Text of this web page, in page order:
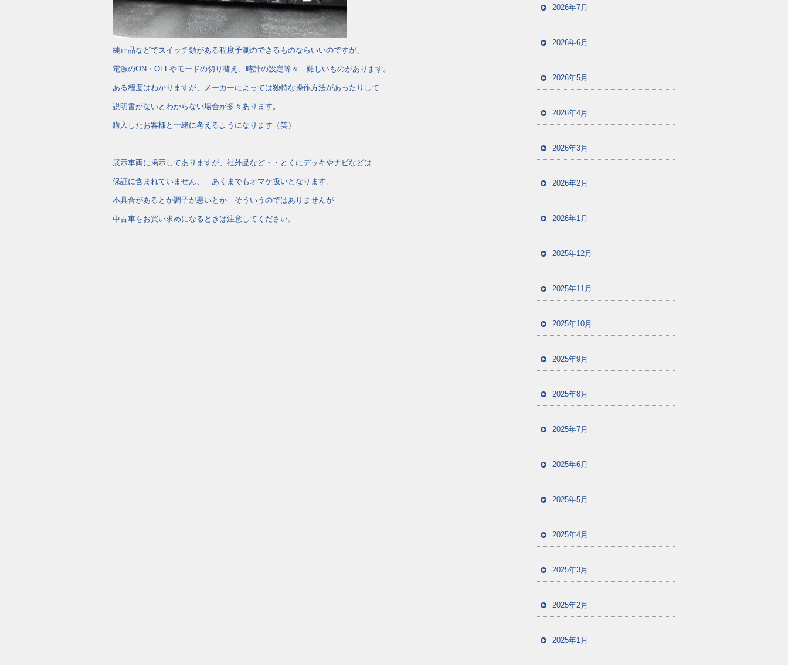
純正品などでスイッチ類がある程度予測のできるものならいいのですが、
電源のON・OFFやモードの切り替え、時計の設定等々 難しいものがあります。
ある程度はわかりますが、メーカーによっては独特な操作方法があったりして
説明書がないとわからない場合が多々あります。
購入したお客様と一緒に考えるようになります（笑）
展示車両に掲示してありますが、社外品など・・とくにデッキやナビなどは
保証に含まれていません、 あくまでもオマケ扱いとなります。
不具合があるとか調子が悪いとか そういうのではありませんが
中古車をお買い求めになるときは注意してください。
2026年7月
2026年6月
2026年5月
2026年4月
2026年3月
2026年2月
2026年1月
2025年12月
2025年11月
2025年10月
2025年9月
2025年8月
2025年7月
2025年6月
2025年5月
2025年4月
2025年3月
2025年2月
2025年1月